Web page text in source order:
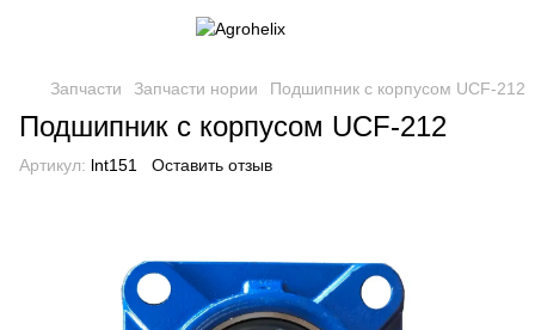
Запчасти Запчасти нории Подшипник с корпусом UCF-212
Подшипник с корпусом UCF-212
Артикул: lnt151 Оставить отзыв